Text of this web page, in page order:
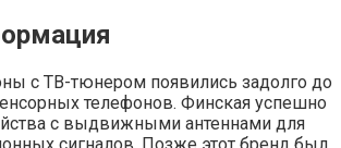
с ТВ-тюнером появились задолго до
телефонов. Финская успешно
с выдвижными антеннами для